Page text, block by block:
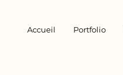
Accueil Portfolio